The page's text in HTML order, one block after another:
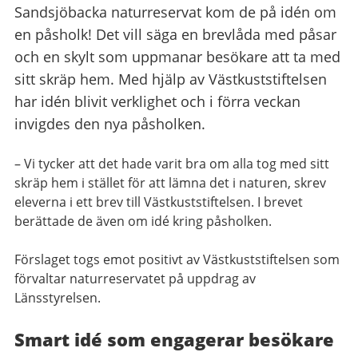
Sandsjöbacka naturreservat kom de på idén om
en påsholk! Det vill säga en brevlåda med påsar
och en skylt som uppmanar besökare att ta med
sitt skräp hem. Med hjälp av Västkuststiftelsen
har idén blivit verklighet och i förra veckan
invigdes den nya påsholken.
– Vi tycker att det hade varit bra om alla tog med sitt
skräp hem i stället för att lämna det i naturen, skrev
eleverna i ett brev till Västkuststiftelsen. I brevet
berättade de även om idé kring påsholken.
Förslaget togs emot positivt av Västkuststiftelsen som
förvaltar naturreservatet på uppdrag av
Länsstyrelsen.
Smart idé som engagerar besökare